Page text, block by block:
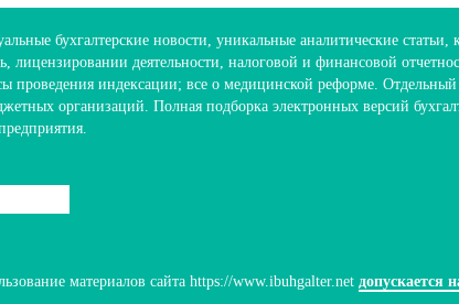
бухгалтерские новости, уникальные аналитические
деятельности, налоговой и финансовой
индексации; все о медицинской реформе.
организаций. Полная подборка электронных версий
материалов сайта https://www.ibuhgalter.net допускается